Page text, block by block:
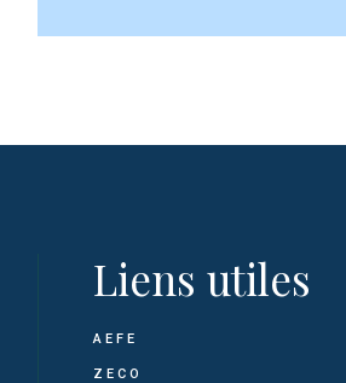
Liens utiles
AEFE
ZECO